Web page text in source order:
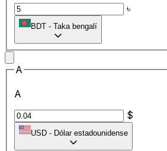
৳
BDT - Taka bengalí
A
A
$
USD - Dólar estadounidense